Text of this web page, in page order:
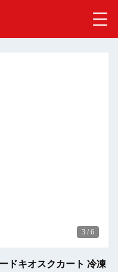
3 / 6
ドキオスクカート 冷凍